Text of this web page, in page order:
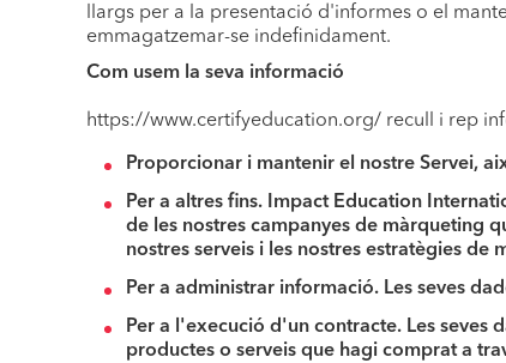
llargs per a la presentació d'informes o el
emmagatzemar-se indefinidament.
Com usem la seva informació
https://www.certifyeducation.org/ recull i rep
Proporcionar i mantenir el nostre Servei,
Per a altres fins.
Impact Education
de les nostres campanyes de màrqueting
nostres serveis i les nostres estratègies de
Per a administrar informació. Les seves
Per a l'execució d'un contracte. Les seves
productes o serveis que hagi comprat a